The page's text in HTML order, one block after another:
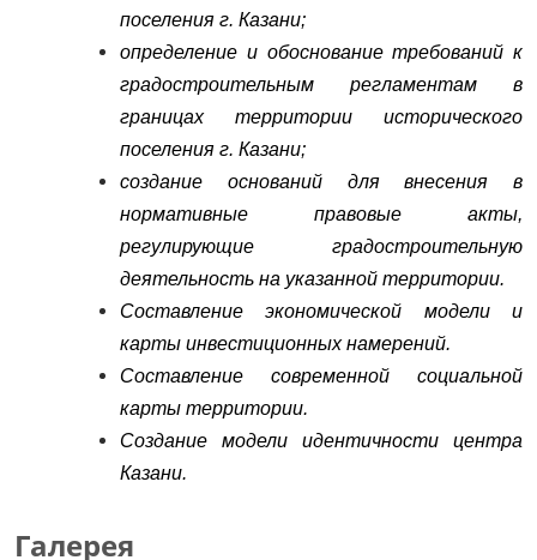
поселения г. Казани;
определение и обоснование требований к
градостроительным регламентам в
границах территории исторического
поселения г. Казани;
создание оснований для внесения в
нормативные правовые акты,
регулирующие градостроительную
деятельность на указанной территории.
Составление экономической модели и
карты инвестиционных намерений.
Составление современной социальной
карты территории.
Создание модели идентичности центра
Казани.
Галерея